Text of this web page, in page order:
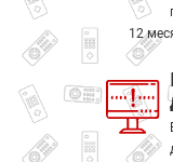
12